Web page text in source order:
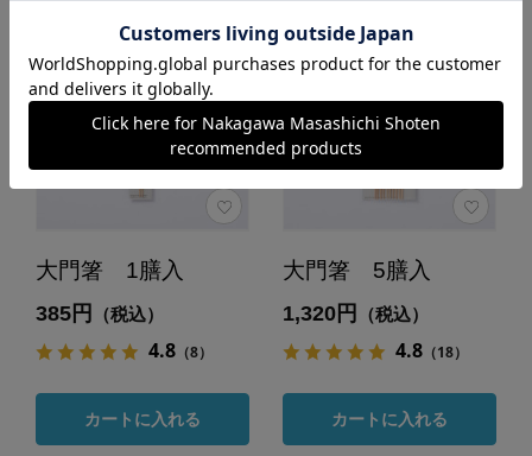
大門箸 1膳入
385円 （税込）
4.8（8）
カートに入れる
大門箸 5膳入
1,320円 （税込）
4.8（18）
カートに入れる